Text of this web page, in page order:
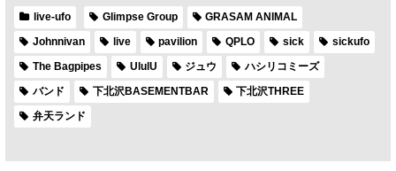
live-ufo Glimpse Group
GRASAM ANIMAL
Johnnivan
live pavilion QPLO sick
sickufo
The Bagpipes
UlulU ジュウ
ハシリコミーズ
バンド
下北沢BASEMENTBAR
下北沢THREE
弁天ランド